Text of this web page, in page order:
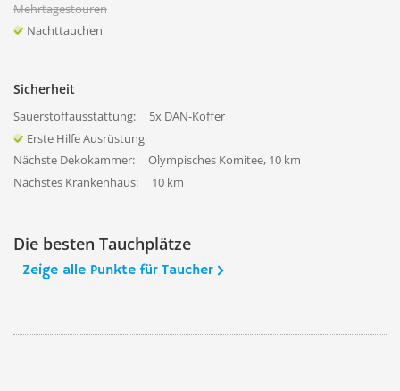
Mehrtagestouren
Nachttauchen
Sicherheit
Sauerstoffausstattung:
5x DAN-Koffer
Erste Hilfe Ausrüstung
Nächste Dekokammer:
Olympisches Komitee, 10 km
Nächstes Krankenhaus:
10 km
Die besten Tauchplätze
Zeige alle Punkte für Taucher